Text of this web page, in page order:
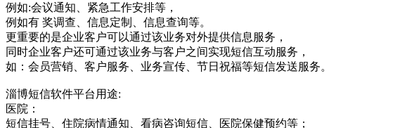
例如:会议通知、紧急工作安排等，
例如有 奖调查、信息定制、信息查询等。
更重要的是企业客户可以通过该业务对外提供信息服务，
同时企业客户还可通过该业务与客户之间实现短信互动服务，
如：会员营销、客户服务、业务宣传、节日祝福等短信发送服务。
淄博短信软件平台用途:
医院：
短信挂号、住院病情通知、看病咨询短信、医院保健预约等；